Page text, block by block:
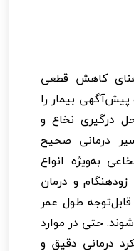
کاهش قطعی
بیمار را
درگیری نخاع و
درمانی صحیح
به‌ویژه انواع
و درمان
طول عمر
حتی در موارد
درمانی دقیق و